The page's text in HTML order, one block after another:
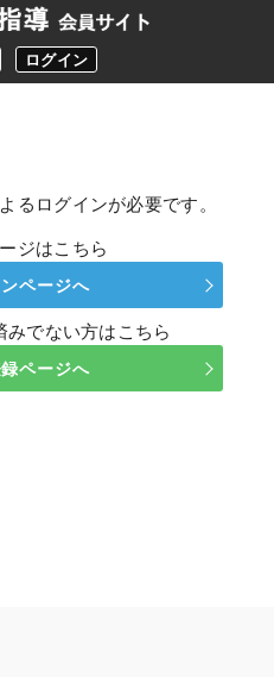
ログイン
るログインが必要です。
ジはこちら
ページへ
でない方はこちら
ページへ